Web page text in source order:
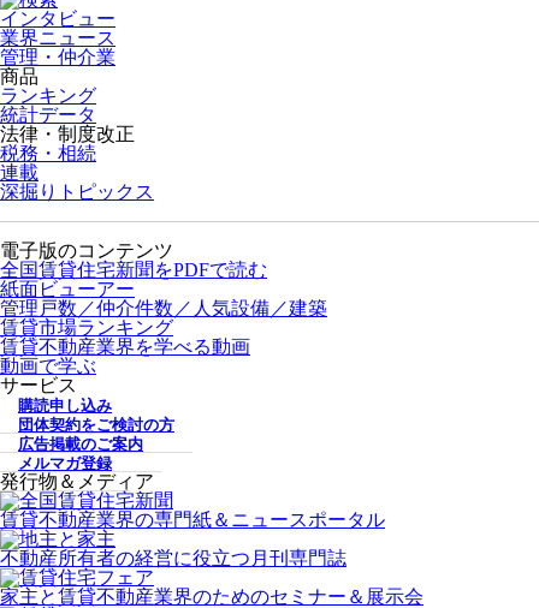
インタビュー
業界ニュース
管理・仲介業
商品
ランキング
統計データ
法律・制度改正
税務・相続
連載
深掘りトピックス
電子版のコンテンツ
全国賃貸住宅新聞をPDFで読む
紙面ビューアー
管理戸数／仲介件数／人気設備／建築
賃貸市場ランキング
賃貸不動産業界を学べる動画
動画で学ぶ
サービス
購読申し込み
団体契約をご検討の方
広告掲載のご案内
メルマガ登録
発行物＆メディア
賃貸不動産業界の専門紙＆ニュースポータル
不動産所有者の経営に役立つ月刊専門誌
家主と賃貸不動産業界のためのセミナー＆展示会